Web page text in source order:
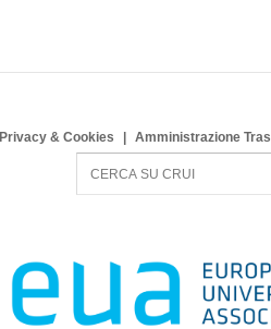
Privacy & Cookies Amministrazione